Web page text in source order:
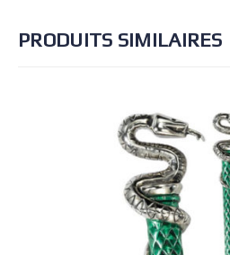
PRODUITS SIMILAIRES